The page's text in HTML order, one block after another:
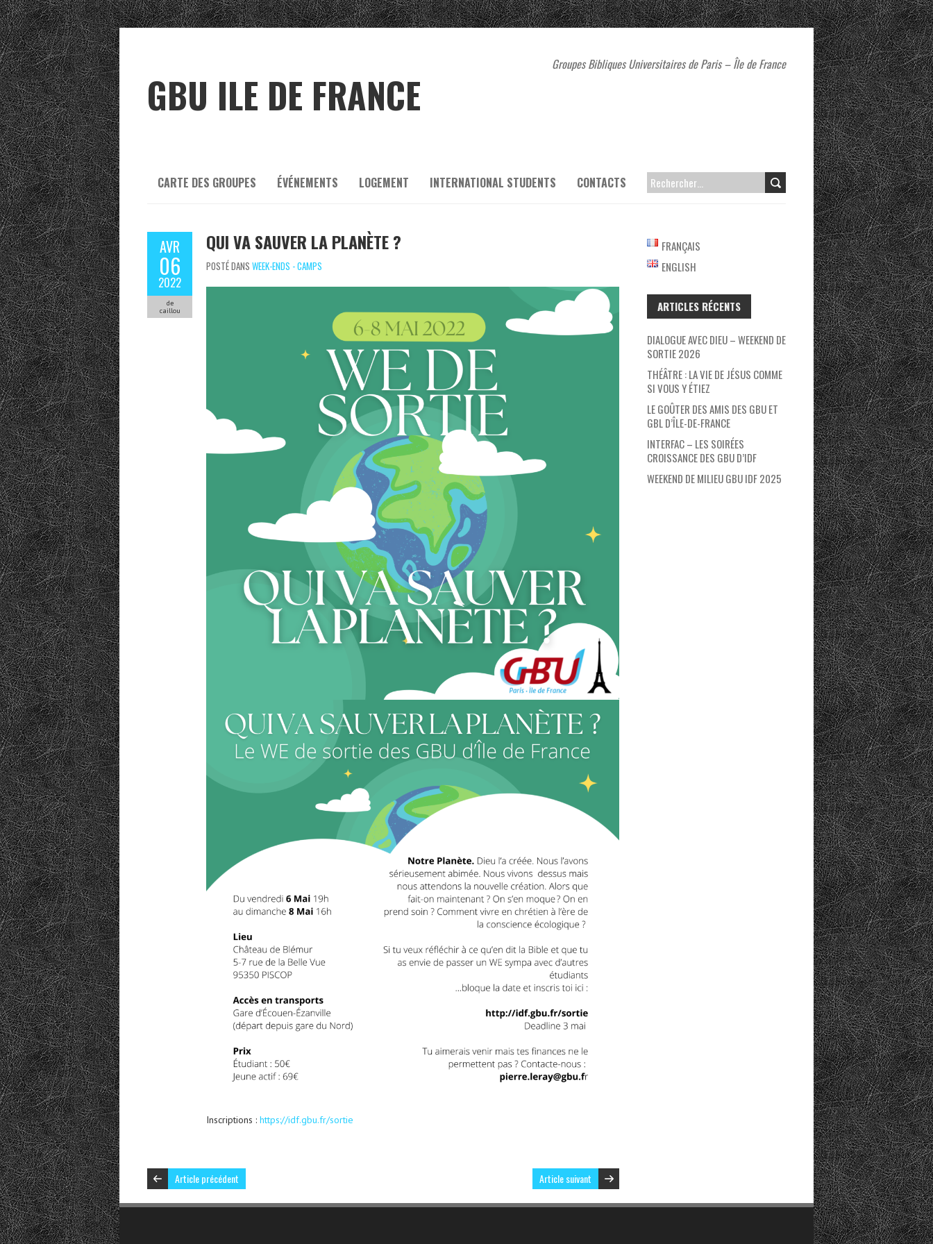
GBU ILE DE FRANCE
Groupes Bibliques Universitaires de Paris – Île de France
CARTE DES GROUPES ÉVÉNEMENTS LOGEMENT INTERNATIONAL STUDENTS CONTACTS RECHERCHER :
AVR
06
2022
de
caillou
QUI VA SAUVER LA PLANÈTE ?
POSTÉ DANS WEEK-ENDS - CAMPS
Inscriptions : https://idf.gbu.fr/sortie
Article précédent Article suivant
FRANÇAIS
ENGLISH
ARTICLES RÉCENTS
DIALOGUE AVEC DIEU – WEEKEND DE
SORTIE 2026
THÉÂTRE : LA VIE DE JÉSUS COMME
SI VOUS Y ÉTIEZ
LE GOÛTER DES AMIS DES GBU ET
GBL D’ÎLE-DE-FRANCE
INTERFAC – LES SOIRÉES
CROISSANCE DES GBU D’IDF
WEEKEND DE MILIEU GBU IDF 2025